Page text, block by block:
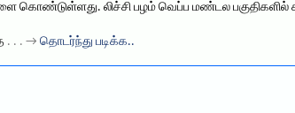
கொண்டுள்ளது. லிச்சி பழம் வெப்ப மண்டல பகுதிகளில்
. . . → தொடர்ந்து படிக்க..